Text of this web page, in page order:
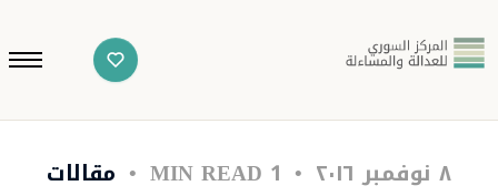
٨ نوفمبر ٢٠١٦ مقالات